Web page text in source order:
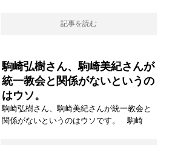
記事を読む
駒崎弘樹さん、駒崎美紀さんが
統一教会と関係がないというの
はウソ。
駒崎弘樹さん、駒崎美紀さんが統一教会と
関係がないというのはウソです。 駒崎